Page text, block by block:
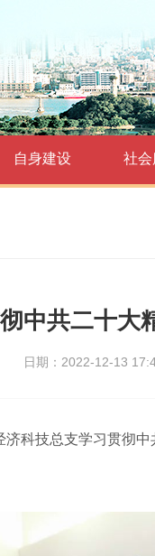
自身建设 社会
中共二十大
日期：2022-12-13
技总支学习贯彻